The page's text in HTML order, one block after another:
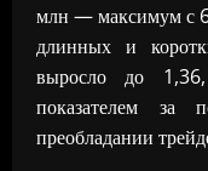
млн — максимум с 6
длинных и
выросло до
показателем за
преобладании